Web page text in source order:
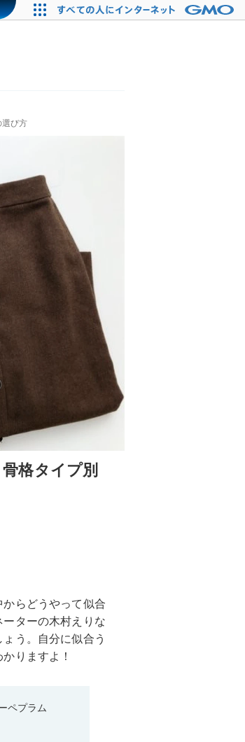
び方
格タイプ別
らどうやって似合
ターの木村えりな
う。自分に似合う
りますよ！
ペプラム